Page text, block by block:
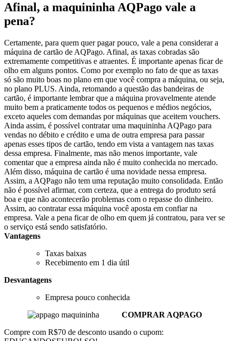
Afinal, a maquininha AQPago vale a
pena?
Certamente, para quem quer pagar pouco, vale a pena considerar a
máquina de cartão de AQPago. Afinal, as taxas cobradas são
extremamente competitivas e atraentes. É importante apenas ficar de
olho em alguns pontos. Como por exemplo no fato de que as taxas
só são muito boas no plano em que você compra a máquina, ou seja,
no plano PLUS. Ainda, retomando a questão das bandeiras de
cartão, é importante lembrar que a máquina provavelmente atende
muito bem a praticamente todos os pequenos e médios negócios,
exceto aqueles com demandas por máquinas que aceitem vouchers.
Ainda assim, é possível contratar uma maquininha AQPago para
vendas no débito e crédito e uma de outra empresa para passar
apenas esses tipos de cartão, tendo em vista a vantagem nas taxas
dessa empresa. Finalmente, mas não menos importante, vale
comentar que a empresa ainda não é muito conhecida no mercado.
Além disso, máquina de cartão é uma novidade nessa empresa.
Assim, a AQPago não tem uma reputação muito consolidada. Então
não é possível afirmar, com certeza, que a entrega do produto será
boa e que não acontecerão problemas com o repasse do dinheiro.
Assim, ao contratar essa máquina você aposta em confiar na
empresa. Vale a pena ficar de olho em quem já contratou, para ver se
o serviço está sendo satisfatório.
Vantagens
Taxas baixas
Recebimento em 1 dia útil
Desvantagens
Empresa pouco conhecida
COMPRAR AQPAGO
Compre com R$70 de desconto usando o cupom: